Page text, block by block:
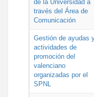
de la Universidad a
través del Área de
Comunicación
Gestión de ayudas
actividades de
promoción del
valenciano
organizadas por el
SPNL